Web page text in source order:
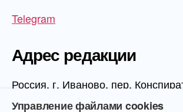
Telegram
Адрес редакции
Россия, г. Иваново, пер.
1 этаж, офис 1006
Управление файлами cookies